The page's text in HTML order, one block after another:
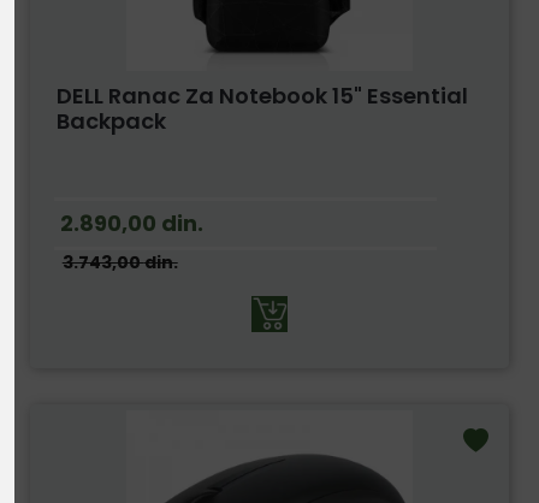
DELL Ranac Za Notebook 15" Essential
Backpack
2.890,00 din.
3.743,00din.